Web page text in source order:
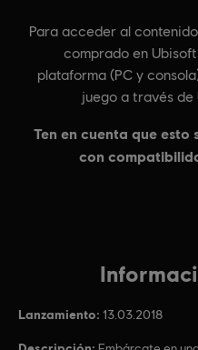
Lanzamiento: 13.03.2018